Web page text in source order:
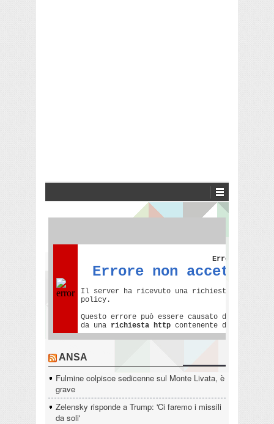
ANSA
Fulmine colpisce sedicenne sul Monte Livata, è
grave
Zelensky risponde a Trump: 'Ci faremo i missili
da soli'